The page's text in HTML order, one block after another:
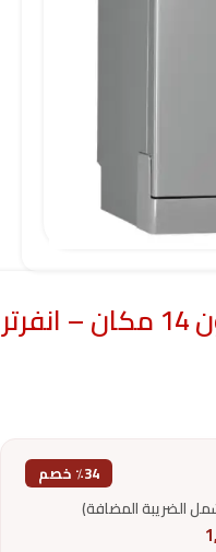
غسالة صحون اريستون 14 مكان – انفرتر
٪34 خصم
الضريبة المضافة)